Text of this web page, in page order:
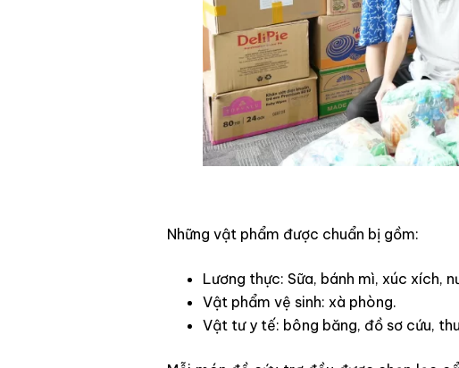
Những vật phẩm được chuẩn bị gồm:
Lương thực: Sữa, bánh mì, xúc xích,
Vật phẩm vệ sinh: xà phòng.
Vật tư y tế: bông băng, đồ sơ cứu,